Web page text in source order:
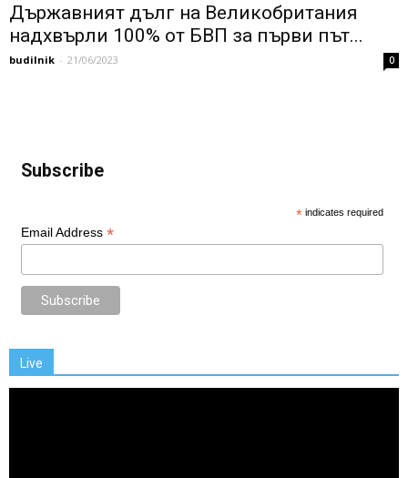
Държавният дълг на Великобритания
надхвърли 100% от БВП за първи път...
budilnik - 21/06/2023 0
Subscribe
* indicates required
Email Address *
Live